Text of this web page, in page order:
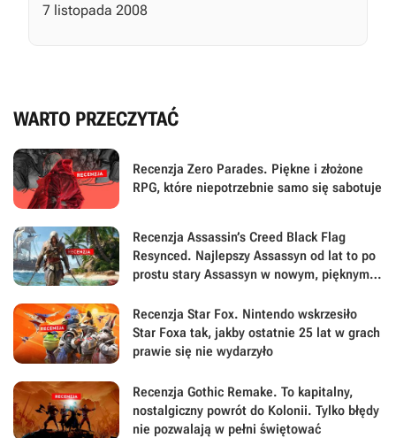
7 listopada 2008
WARTO PRZECZYTAĆ
Recenzja Zero Parades. Piękne i złożone
RPG, które niepotrzebnie samo się sabotuje
Recenzja Assassin’s Creed Black Flag
Resynced. Najlepszy Assassyn od lat to po
prostu stary Assassyn w nowym, pięknym
Recenzja Star Fox. Nintendo wskrzesiło
Star Foxa tak, jakby ostatnie 25 lat w grach
prawie się nie wydarzyło
Recenzja Gothic Remake. To kapitalny,
nostalgiczny powrót do Kolonii. Tylko błędy
nie pozwalają w pełni świętować